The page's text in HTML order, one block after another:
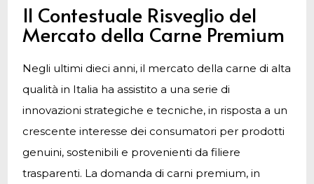
Il Contestuale Risveglio del
Mercato della Carne Premium
Negli ultimi dieci anni, il mercato della carne di alta
qualità in Italia ha assistito a una serie di
innovazioni strategiche e tecniche, in risposta a un
crescente interesse dei consumatori per prodotti
genuini, sostenibili e provenienti da filiere
trasparenti. La domanda di carni premium, in